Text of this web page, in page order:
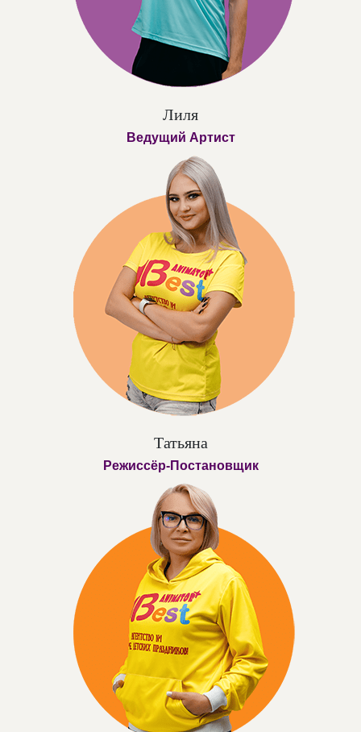
Лиля
Ведущий Артист
Татьяна
Режиссёр-Постановщик